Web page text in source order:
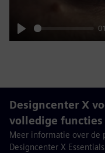
Play
Designcenter X
volledige functies
Meer informatie over de
Designcenter X